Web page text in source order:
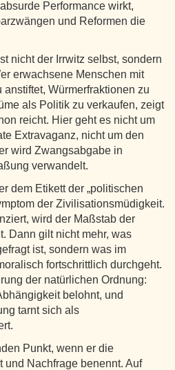
Performance wirkt,
und Reformen die
nicht der Irrwitz selbst, sondern
erwachsene Menschen mit
Würmerfraktionen zu
als Politik zu verkaufen, zeigt
reicht. Hier geht es nicht um
Extravaganz, nicht um den
wird Zwangsabgabe in
verwandelt.
dem Etikett der „politischen
der Zivilisationsmüdigkeit.
wird der Maßstab der
Dann gilt nicht mehr, was
ist, sondern was im
fortschrittlich durchgeht.
der natürlichen Ordnung:
belohnt, und
tarnt sich als
Punkt, wenn er die
und Nachfrage benennt. Auf